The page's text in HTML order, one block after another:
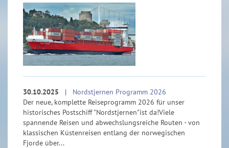
30.10.2025 | Nordstjernen Programm 2026
Der neue, komplette Reiseprogramm 2026 für unser
historisches Postschiff "Nordstjernen"ist da!Viele
spannende Reisen und abwechslungsreiche Routen - von
klassischen Küstenreisen entlang der norwegischen
Fjorde über...